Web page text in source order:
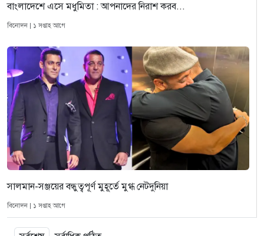
বাংলাদেশে এসে মধুমিতা : আপনাদের নিরাশ করব...
বিনোদন | ১ সপ্তাহ আগে
সালমান-সঞ্জয়ের বন্ধুত্বপূর্ণ মুহূর্তে মুগ্ধ নেটদুনিয়া
বিনোদন | ১ সপ্তাহ আগে